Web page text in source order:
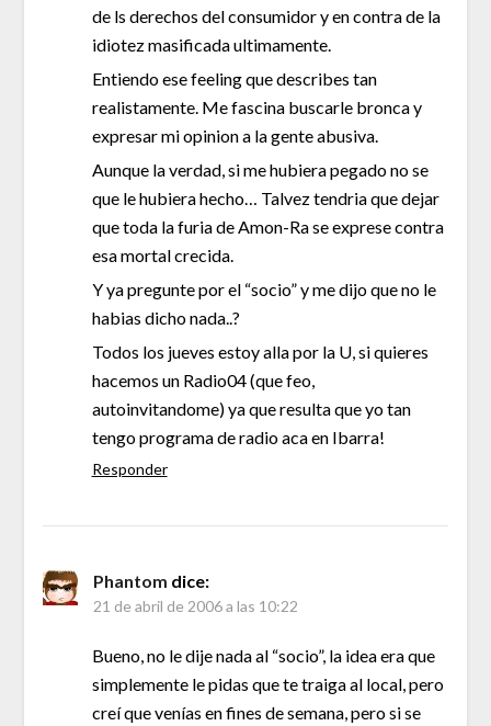
de ls derechos del consumidor y en contra de la
idiotez masificada ultimamente.
Entiendo ese feeling que describes tan
realistamente. Me fascina buscarle bronca y
expresar mi opinion a la gente abusiva.
Aunque la verdad, si me hubiera pegado no se
que le hubiera hecho… Talvez tendria que dejar
que toda la furia de Amon-Ra se exprese contra
esa mortal crecida.
Y ya pregunte por el “socio” y me dijo que no le
habias dicho nada..?
Todos los jueves estoy alla por la U, si quieres
hacemos un Radio04 (que feo,
autoinvitandome) ya que resulta que yo tan
tengo programa de radio aca en Ibarra!
Responder
Phantom dice:
21 de abril de 2006 a las 10:22
Bueno, no le dije nada al “socio”, la idea era que
simplemente le pidas que te traiga al local, pero
creí que venías en fines de semana, pero si se